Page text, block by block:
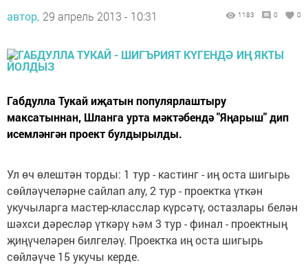
автор, 29 апрель 2013 - 10:31 1183 0 0
Габдулла Тукай иҗатын популярлаштыру
максатыннан, Шланга урта мәктәбендә "Яңарыш" дип
исемләнгән проект булдырылды.
Ул өч өлештән торды: 1 тур - кастинг - иң оста шигырь
сөйләүчеләрне сайлап алу, 2 тур - проектка үткән
укучыларга мастер-класслар күрсәтү, остазлары белән
шәхси дәресләр үткәрү һәм 3 тур - финал - проектның
җиңүчеләрен билгеләү. Проектка иң оста шигырь
сөйләүче 15 укучы керде.